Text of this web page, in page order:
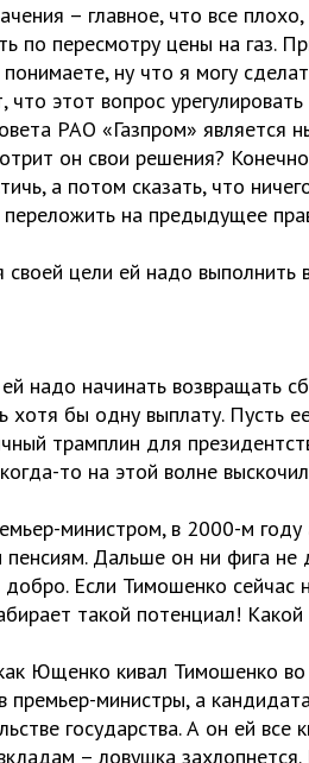
– главное, что все
по пересмотру цены на газ.
понимаете, ну что я могу
что этот вопрос
РАО «Газпром»
он свои решения?
а потом сказать, что
на предыдущее
цели ей надо выполнить
надо начинать возвращать
хотя бы одну выплату. Пусть
трамплин для
то на этой волне
министром, в 2000-м году
пенсиям. Дальше он ни фига
Если Тимошенко сейчас
такой потенциал!
Ющенко кивал Тимошенко
премьер-министры, а
государства. А он ей
– ловушка